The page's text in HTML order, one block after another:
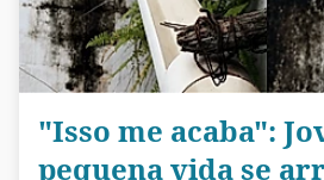
"Isso me acaba":
pequena vida se